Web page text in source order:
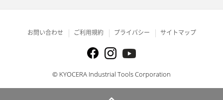
お問い合わせ ご利用規約 プライバシー サイトマップ
© KYOCERA Industrial Tools Corporation